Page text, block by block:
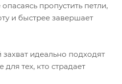
пропустить петли,
и быстрее завершает
идеально подходят
тех, кто страдает